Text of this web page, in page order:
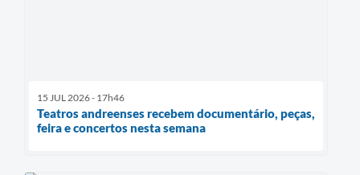
15 JUL 2026 - 17h46
Teatros andreenses recebem documentário, peças,
feira e concertos nesta semana